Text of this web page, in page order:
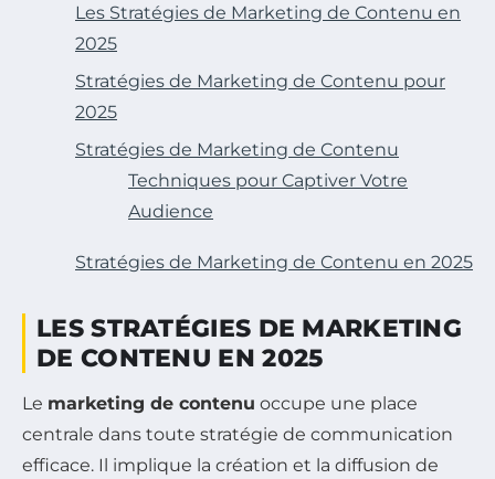
Les Stratégies de Marketing de Contenu en
2025
Stratégies de Marketing de Contenu pour
2025
Stratégies de Marketing de Contenu
Techniques pour Captiver Votre
Audience
Stratégies de Marketing de Contenu en 2025
LES STRATÉGIES DE MARKETING
DE CONTENU EN 2025
Le marketing de contenu occupe une place
centrale dans toute stratégie de communication
efficace. Il implique la création et la diffusion de